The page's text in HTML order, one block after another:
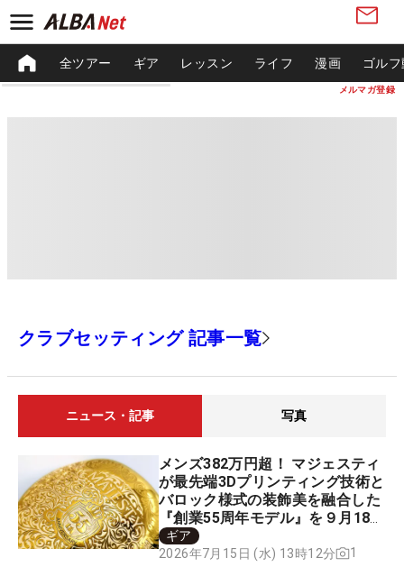
メルマガ登録
全ツアー ギア レッスン ライフ 漫画 ゴル
クラブセッティング 記事一覧
ニュース・記事 写真
メンズ382万円超！ マジェスティ
が最先端3Dプリンティング技術と
バロック様式の装飾美を融合した
『創業55周年モデル』を９月18日
に限定100セットのみ発売
ギア
2026年7月15日 (水) 13時12分
1